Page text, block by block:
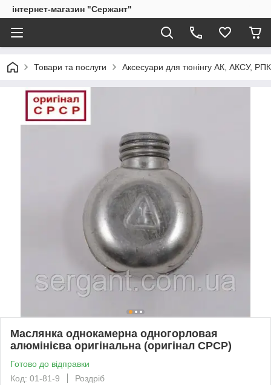
інтернет-магазин "Сержант"
Товари та послуги Аксесуари для тюнінгу АК, АКСУ,
Маслянка однокамерна одногорловая
алюмінієва оригінальна (оригінал СРСР)
Готово до відправки
Код: 01-81-9
Роздріб